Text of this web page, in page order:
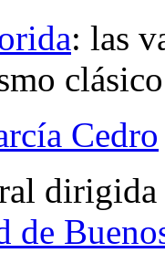
: las
Cedro
dirigida
de